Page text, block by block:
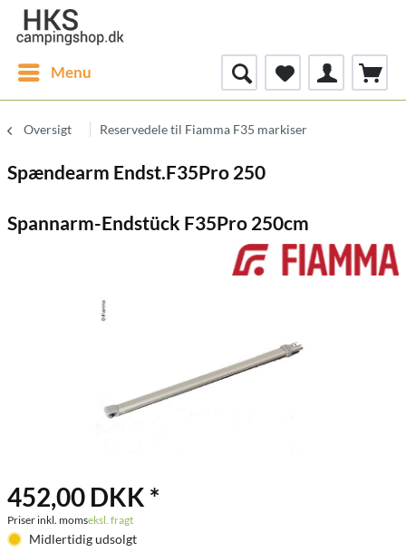
Menu
Oversigt Reservedele til Fiamma F35 markiser
Spændearm Endst.F35Pro 250
Spannarm-Endstück F35Pro 250cm
452,00 DKK *
Priser inkl. momseksl. fragt
Midlertidig udsolgt